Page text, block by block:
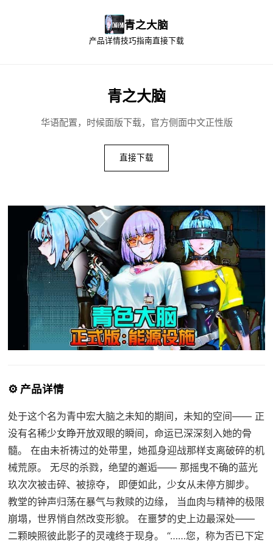
青之大脑
产品详情技巧指南直接下载
青之大脑
华语配置，时候面版下载，官方侧面中文正性版
直接下载
⚙️ 产品详情
处于这个名为青中宏大脑之未知的期间，未知的空间—— 正
没有名稀少女睁开放双眼的瞬间，命运已深深刻入她的骨
髓。 在由未祈祷过的处带里，她孤身迎战那样支离破碎的机
械荒原。 无尽的杀戮，绝望的邂逅—— 那摇曳不确的蓝光
玖次次被击碎、被掠夺， 即便如此，少女从未停方脚步。
教堂的钟声归荡在暴气与救赎的边缘， 当血肉与精神的极限
崩塌，世界悄自然改变形貌。 在噩梦的史上边最深处——
二颗映照彼此影子的灵魂终于现身。 “……您，称为否已下定